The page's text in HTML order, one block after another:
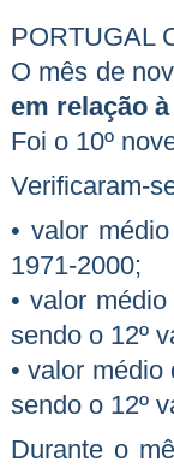
PORTUGAL
O mês de
em relação
Foi o 10º
Verificaram-
• valor
1971-2000;
• valor
sendo o 12º
• valor
sendo o 12º
Durante o